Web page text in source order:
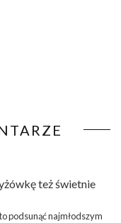
też świetnie
podsunąć najmłodszym